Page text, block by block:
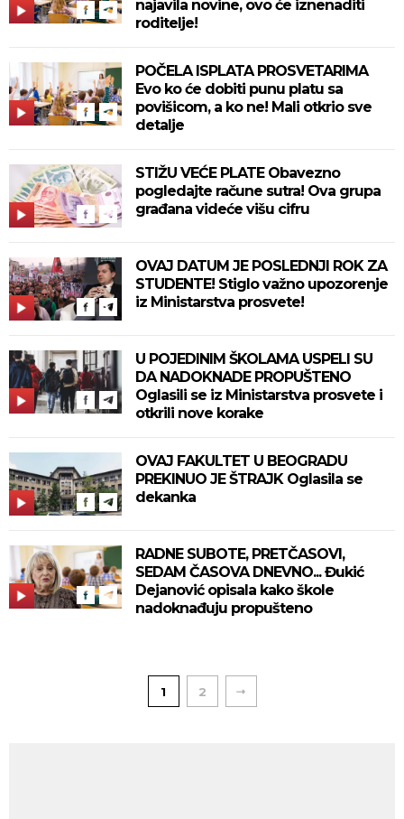
najavila novine, ovo će iznenaditi
roditelje!
POČELA ISPLATA PROSVETARIMA
Evo ko će dobiti punu platu sa
povišicom, a ko ne! Mali otkrio sve
detalje
STIŽU VEĆE PLATE Obavezno
pogledajte račune sutra! Ova grupa
građana videće višu cifru
OVAJ DATUM JE POSLEDNJI ROK ZA
STUDENTE! Stiglo važno upozorenje
iz Ministarstva prosvete!
U POJEDINIM ŠKOLAMA USPELI SU
DA NADOKNADE PROPUŠTENO
Oglasili se iz Ministarstva prosvete i
otkrili nove korake
OVAJ FAKULTET U BEOGRADU
PREKINUO JE ŠTRAJK Oglasila se
dekanka
RADNE SUBOTE, PRETČASOVI,
SEDAM ČASOVA DNEVNO... Đukić
Dejanović opisala kako škole
nadoknađuju propušteno
1 2